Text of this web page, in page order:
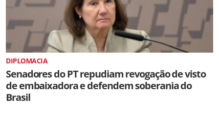
DIPLOMACIA
Senadores do PT repudiam revogação de visto
de embaixadora e defendem soberania do
Brasil